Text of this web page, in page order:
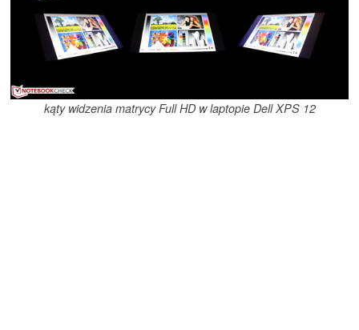
kąty widzenia matrycy Full HD w laptopie Dell XPS 12